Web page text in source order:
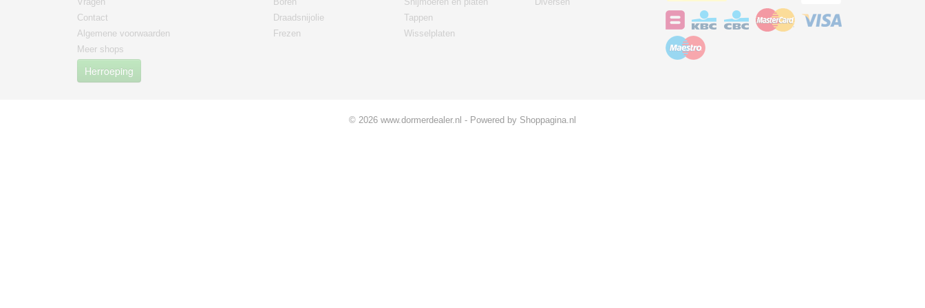
Contact
Algemene voorwaarden
Meer shops
Herroeping
Draadsnijolie
Frezen
Tappen
Wisselplaten
© 2026 www.dormerdealer.nl - Powered by Shoppagina.nl